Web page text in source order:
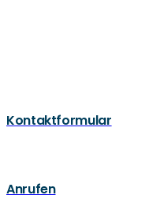
Kontaktformular
Anrufen